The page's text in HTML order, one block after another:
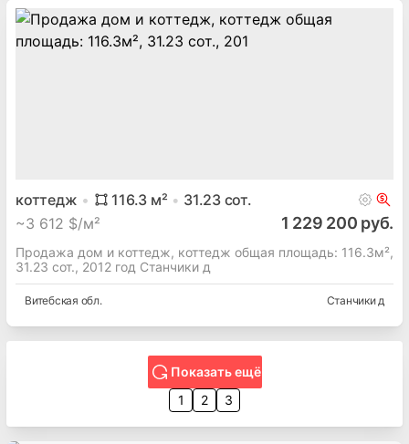
коттедж 116.3 м² 31.23сот.
~3 612 $/м² 1 229 200 руб.
Продажа дом и коттедж, коттедж общая площадь: 116.3м²,
31.23 сот., 2012 год Станчики д
Витебская обл. Станчики д
Показать ещё
1
2 3